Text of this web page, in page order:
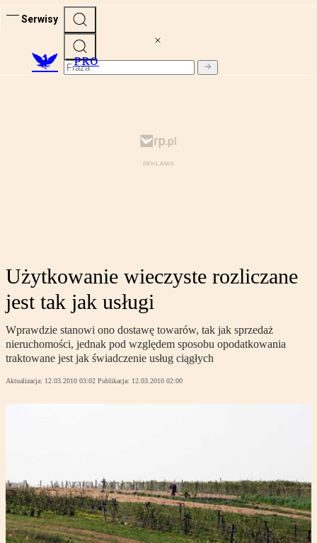
Serwisy
PRO
Użytkowanie wieczyste rozliczane
jest tak jak usługi
Wprawdzie stanowi ono dostawę towarów, tak jak sprzedaż
nieruchomości, jednak pod względem sposobu opodatkowania
traktowane jest jak świadczenie usług ciągłych
Aktualizacja: 12.03.2010 03:02 Publikacja: 12.03.2010 02:00